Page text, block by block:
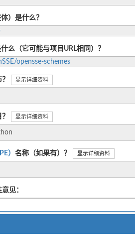
）是什么？
么（它可能与项目URL相同）？
opensse-schemes
显示详细资料
显示详细资料
） 名称（如果有）？ 显示详细资料
见：